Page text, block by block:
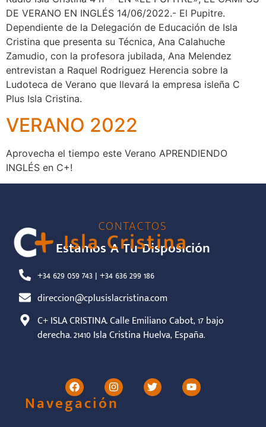
DE VERANO EN INGLÉS 14/06/2022.- El Pupitre.
Dependiente de la Delegación de Educación de Isla
Cristina que presenta su Técnica, Ana Calahuche
Zamudio, con la profesora jubilada, Ana Melendez
entrevistan a Raquel Rodriguez Herencia sobre la
Ludoteca de Verano que llevará la empresa isleña C
Plus Isla Cristina.
VERANO 2022
Aprovecha el tiempo este Verano APRENDIENDO
INGLÉS en C+!
CONTACTOS
Estamos A Tu Disposición
+34 629 059 743 | +34 636 299 186
direccion@cplusislacristina.com
C+ ISLA CRISTINA. Calle Emiliano Cabot, 17 bajo
derecha. 21410 Isla Cristina Huelva, España.
Navegación